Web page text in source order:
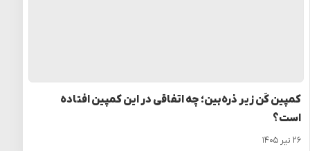
کمپین کَن زیر ذره‌بین؛ چه اتفاقی در این کمپین افتاده
است؟
۲۶ تیر ۱۴۰۵